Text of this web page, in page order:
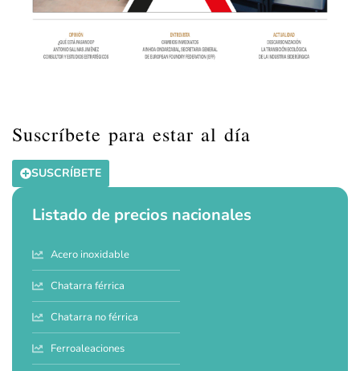
Suscríbete para estar al día
SUSCRÍBETE
Listado de precios nacionales
Acero inoxidable
Chatarra férrica
Chatarra no férrica
Ferroaleaciones